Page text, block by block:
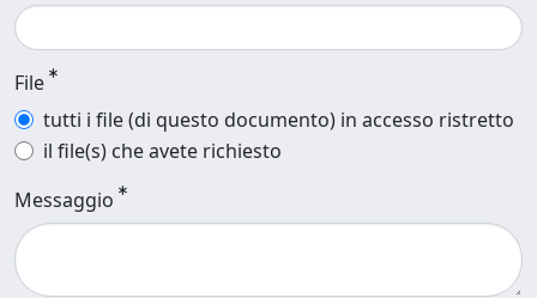
File
tutti i file (di questo documento) in accesso ristretto
il file(s) che avete richiesto
Messaggio